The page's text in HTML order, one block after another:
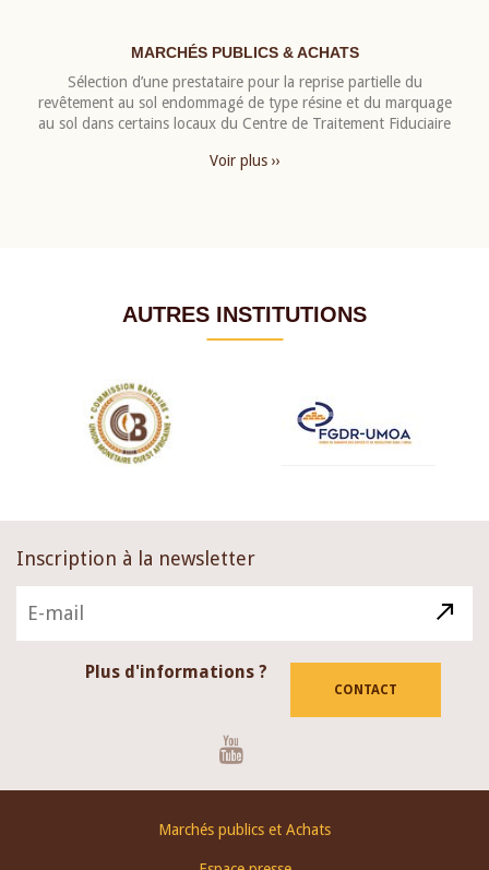
MARCHÉS PUBLICS & ACHATS
Sélection d’une prestataire pour la reprise partielle du
revêtement au sol endommagé de type résine et du marquage
au sol dans certains locaux du Centre de Traitement Fiduciaire
Voir plus ››
AUTRES INSTITUTIONS
Inscription à la newsletter
Plus d'informations ?
CONTACT
Marchés publics et Achats